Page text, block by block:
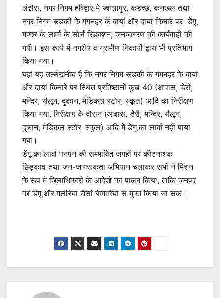
लंढौरा, नगर निगम हरिद्वार मे ज्वालापुर, कडच्छ, कनखल तथा
नगर निगम रूड़की के गंगनहर के बायां और दायां किनारे पर डेंगू
मच्छर के लार्वा के सोर्स रिडक्शन, जनजागरण की कार्यवाही की
गयी। इस कार्य में नगरीय व ग्रामीण निकायों द्वारा भी प्रतिभाग
किया गया।
यहां यह उल्लेखनीय है कि नगर निगम रूड़की के गंगनहर के बायां
और दायां किनारे पर स्थित प्रतिष्ठानों कुल 40 (आवास, डेरी,
मन्दिर, सैलून, दुकान, मेडिकल स्टोर, स्कूल) आदि का निरीक्षण
किया गया, निरीक्षण के दौरान (आवास, डेरी, मन्दिर, सैलून,
दुकान, मेडिकल स्टोर, स्कूल) आदि में डेंगू का लार्वा नहीं पाया
गया।
डेंगू का लार्वा पनपने की सम्भावित जगहों पर कीटनाशक
छिड़काव तथा जन-जागरूकता अभियान चलाकर सभी ने मिशन
के रूप में जिलाधिकारी के आदेशों का पालन किया, ताकि जनपद
को डेंगू और मलेरिया जैसी बीमारियों से मुक्त किया जा सके।